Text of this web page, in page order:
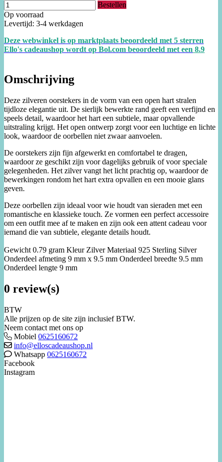
Bestellen
Op voorraad
Levertijd: 3-4 werkdagen
Deze webwinkel is op marktplaats beoordeeld met 5 sterren
Ello's cadeaushop wordt op Bol.com beoordeeld met een 8.9
Omschrijving
Deze zilveren oorstekers in de vorm van een open hart stralen
tijdloze elegantie uit. De sierlijk bewerkte rand geeft een verfijnd en
speels detail, waardoor het hart een subtiele, maar opvallende
uitstraling krijgt. Het open ontwerp zorgt voor een luchtige en lichte
look, waardoor de oorbellen niet zwaar aanvoelen.
De oorstekers zijn fijn afgewerkt en comfortabel te dragen,
waardoor ze geschikt zijn voor dagelijks gebruik of voor speciale
gelegenheden. Het zilver vangt het licht prachtig op, waardoor de
bewerkingen rondom het hart extra opvallen en een mooie glans
geven.
Deze oorbellen zijn ideaal voor wie houdt van sieraden met een
romantische en klassieke touch. Ze vormen een perfect accessoire
om een outfit mee af te maken en zijn ook een attent cadeau voor
iemand die van subtiele, elegante details houdt.
Gewicht 0.79 gram Kleur Zilver Materiaal 925 Sterling Silver
Onderdeel afmeting 9 mm x 9.5 mm Onderdeel breedte 9.5 mm
Onderdeel lengte 9 mm
0 review(s)
BTW
Alle prijzen op de site zijn inclusief BTW.
Neem contact met ons op
Mobiel 0625160672
info@elloscadeaushop.nl
Whatsapp 0625160672
Facebook
Instagram